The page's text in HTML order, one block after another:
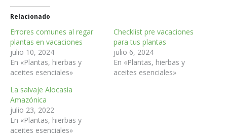
Relacionado
Errores comunes al regar
plantas en vacaciones
julio 10, 2024
En «Plantas, hierbas y
aceites esenciales»
Checklist pre vacaciones
para tus plantas
julio 6, 2024
En «Plantas, hierbas y
aceites esenciales»
La salvaje Alocasia
Amazónica
julio 23, 2022
En «Plantas, hierbas y
aceites esenciales»